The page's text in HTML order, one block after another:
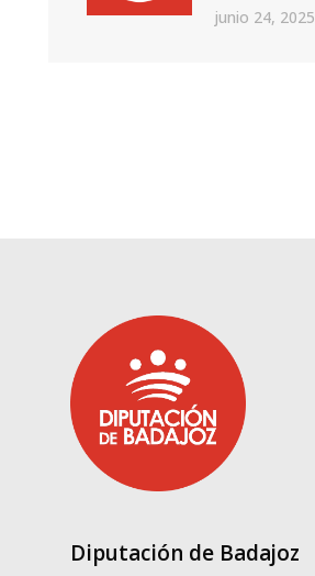
junio 24, 2025
Diputación de Badajoz